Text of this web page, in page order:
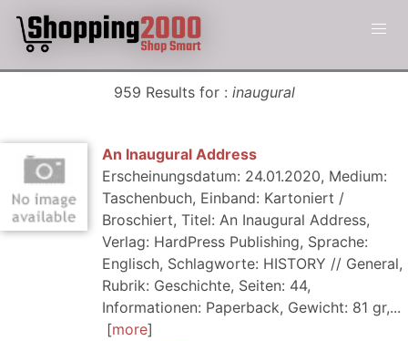
959 Results for : inaugural
An Inaugural Address
Erscheinungsdatum: 24.01.2020, Medium:
Taschenbuch, Einband: Kartoniert /
Broschiert, Titel: An Inaugural Address,
Verlag: HardPress Publishing, Sprache:
Englisch, Schlagworte: HISTORY // General,
Rubrik: Geschichte, Seiten: 44,
Informationen: Paperback, Gewicht: 81 gr,...
more